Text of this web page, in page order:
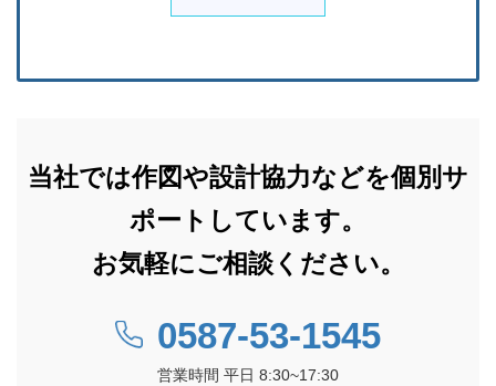
当社では作図や設計協力などを個別サ
ポートしています。
お気軽にご相談ください。
0587-53-1545
営業時間 平日 8:30~17:30